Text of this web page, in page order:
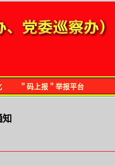
＂码上报＂举报平台